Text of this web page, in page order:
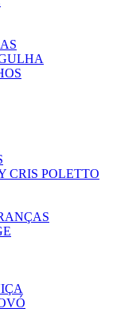
CRIS POLETTO